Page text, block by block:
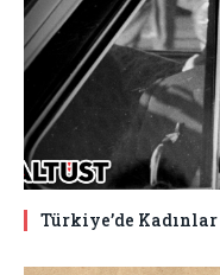
Türkiye’de Kadınlar